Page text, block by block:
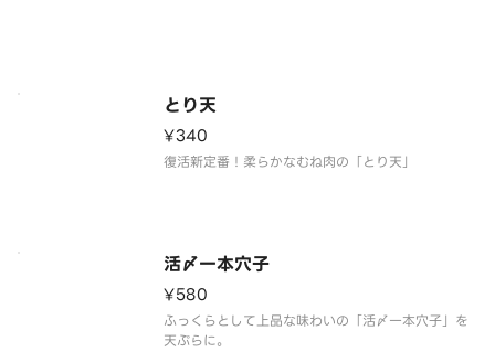
とり天
¥340
復活新定番！柔らかなむね肉の「とり天」
活〆一本穴子
¥580
ふっくらとして上品な味わいの「活〆一本穴子」を
天ぷらに。